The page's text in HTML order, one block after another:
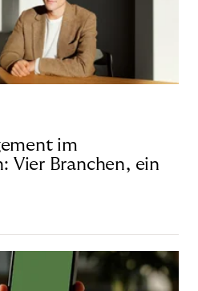
im
Vier Branchen, ein